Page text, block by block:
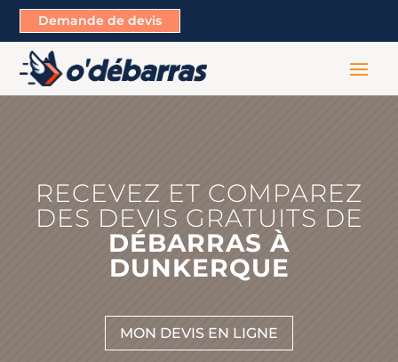
Demande de devis
RECEVEZ ET COMPAREZ
DES DEVIS GRATUITS DE
DÉBARRAS À
DUNKERQUE
MON DEVIS EN LIGNE